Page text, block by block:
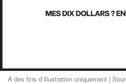
À des fins d’illustration uniquement |